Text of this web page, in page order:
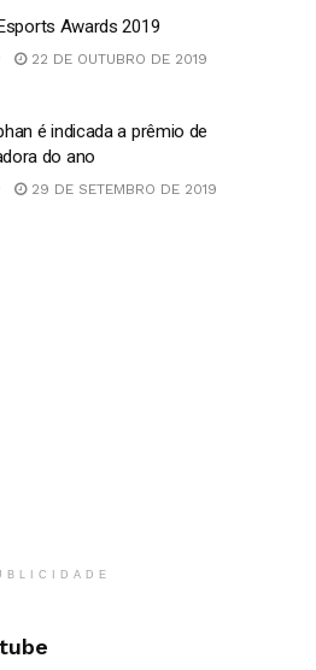
Awards 2019
22 DE OUTUBRO DE 2019
é indicada a prêmio de
do ano
29 DE SETEMBRO DE 2019